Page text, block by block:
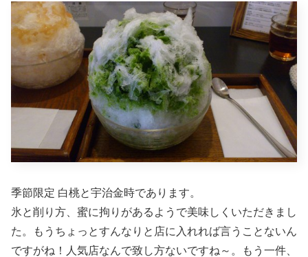
季節限定 白桃と宇治金時であります。
氷と削り方、蜜に拘りがあるようで美味しくいただきまし
た。もうちょっとすんなりと店に入れれば言うことないん
ですがね！人気店なんで致し方ないですね～。もう一件、